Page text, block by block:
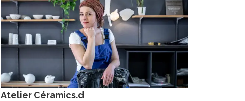
Atelier Céramics.d